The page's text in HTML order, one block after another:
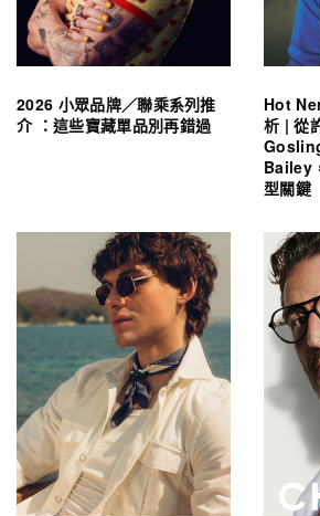
2026 小眾品牌／聯乘系列推
介 ：這些寶藏單品別再錯過
Hot
析 | 從
Bailey
型關鍵